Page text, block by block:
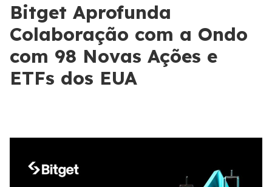
Bitget Aprofunda
Colaboração com a Ondo
com 98 Novas Ações e
ETFs dos EUA